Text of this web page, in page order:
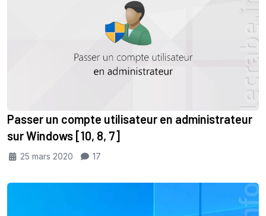
Passer un compte utilisateur en administrateur
sur Windows [10, 8, 7]
25 mars 2020 17